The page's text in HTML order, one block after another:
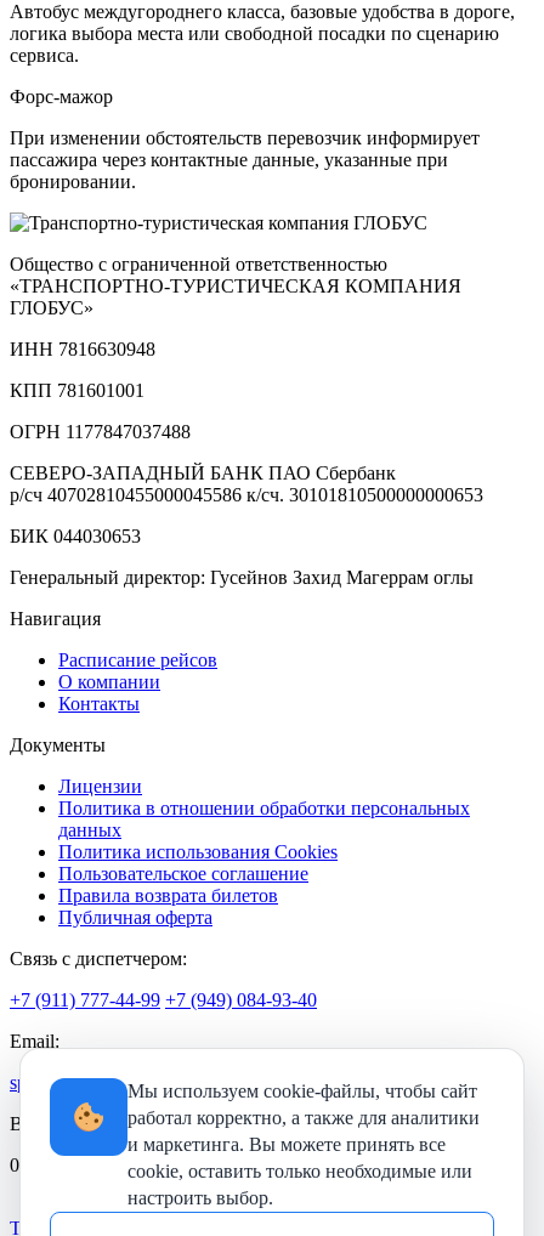
Автобус междугороднего класса, базовые удобства в дороге,
логика выбора места или свободной посадки по сценарию
сервиса.
Форс-мажор
При изменении обстоятельств перевозчик информирует
пассажира через контактные данные, указанные при
бронировании.
Общество с ограниченной ответственностью
«ТРАНСПОРТНО‑ТУРИСТИЧЕСКАЯ КОМПАНИЯ
ГЛОБУС»
ИНН 7816630948
КПП 781601001
ОГРН 1177847037488
СЕВЕРО-ЗАПАДНЫЙ БАНК ПАО Сбербанк
р/сч 40702810455000045586 к/сч. 30101810500000000653
БИК 044030653
Генеральный директор: Гусейнов Захид Магеррам оглы
Навигация
Расписание рейсов
О компании
Контакты
Документы
Лицензии
Политика в отношении обработки персональных
данных
Политика использования Cookies
Пользовательское соглашение
Правила возврата билетов
Публичная оферта
Связь с диспетчером:
+7 (911) 777-44-99 +7 (949) 084-93-40
Email:
spb.ttkglobus@yandex.ru
Время работы:
09:00-21:00
Telegram
Мы используем cookie-файлы, чтобы сайт
работал корректно, а также для аналитики
и маркетинга. Вы можете принять все
cookie, оставить только необходимые или
настроить выбор.